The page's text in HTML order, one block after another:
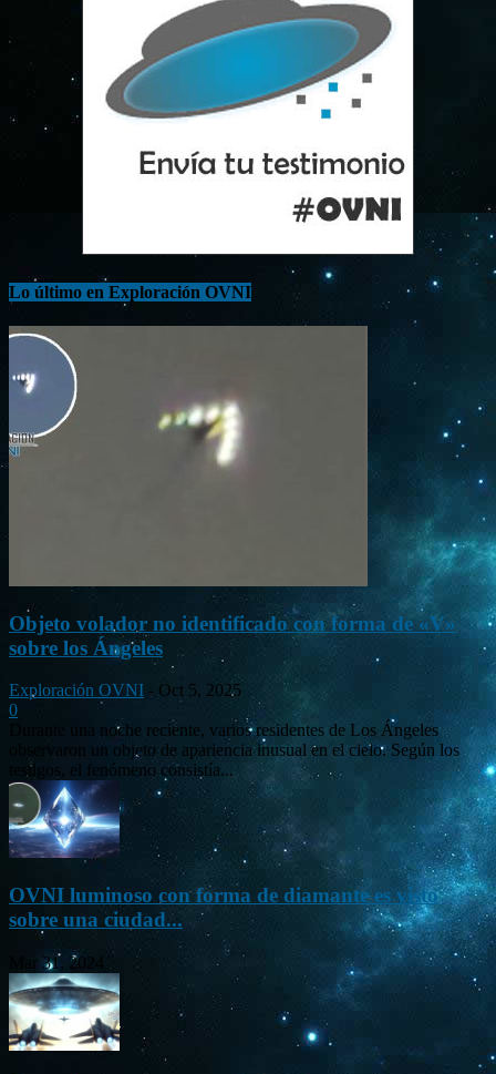
Lo último en Exploración OVNI
Objeto volador no identificado con forma de «V»
sobre los Ángeles
Exploración OVNI - Oct 5, 2025
0
Durante una noche reciente, varios residentes de Los Ángeles
observaron un objeto de apariencia inusual en el cielo. Según los
testigos, el fenómeno consistía...
OVNI luminoso con forma de diamante es visto
sobre una ciudad...
Mar 31, 2024